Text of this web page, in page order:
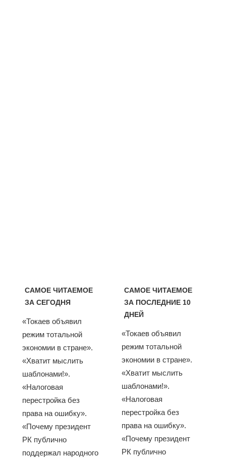
САМОЕ ЧИТАЕМОЕ
ЗА СЕГОДНЯ
«Токаев объявил
режим тотальной
экономии в стране».
«Хватит мыслить
шаблонами!».
«Налоговая
перестройка без
права на ошибку».
«Почему президент
РК публично
поддержал народного
САМОЕ ЧИТАЕМОЕ
ЗА ПОСЛЕДНИЕ 10
ДНЕЙ
«Токаев объявил
режим тотальной
экономии в стране».
«Хватит мыслить
шаблонами!».
«Налоговая
перестройка без
права на ошибку».
«Почему президент
РК публично